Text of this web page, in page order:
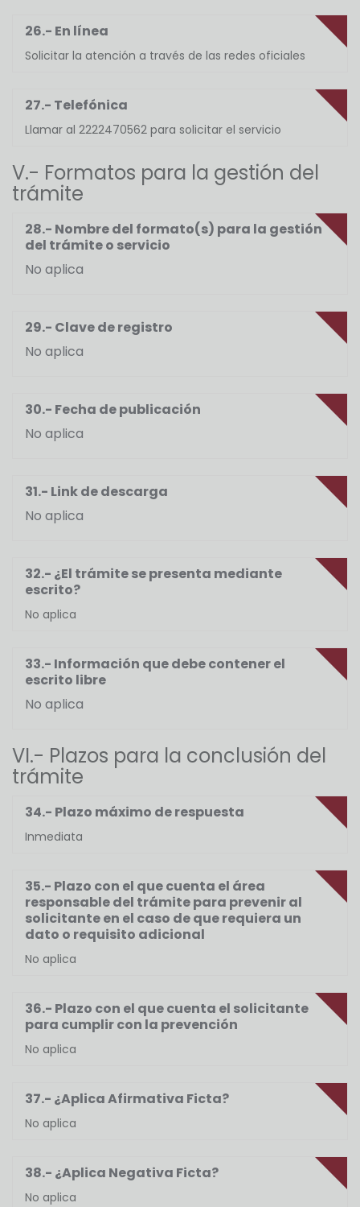
26.- En línea
Solicitar la atención a través de las redes oficiales
27.- Telefónica
Llamar al 2222470562 para solicitar el servicio
V.- Formatos para la gestión del
trámite
28.- Nombre del formato(s) para la gestión
del trámite o servicio
No aplica
29.- Clave de registro
No aplica
30.- Fecha de publicación
No aplica
31.- Link de descarga
No aplica
32.- ¿El trámite se presenta mediante
escrito?
No aplica
33.- Información que debe contener el
escrito libre
No aplica
VI.- Plazos para la conclusión del
trámite
34.- Plazo máximo de respuesta
Inmediata
35.- Plazo con el que cuenta el área
responsable del trámite para prevenir al
solicitante en el caso de que requiera un
dato o requisito adicional
No aplica
36.- Plazo con el que cuenta el solicitante
para cumplir con la prevención
No aplica
37.- ¿Aplica Afirmativa Ficta?
No aplica
38.- ¿Aplica Negativa Ficta?
No aplica